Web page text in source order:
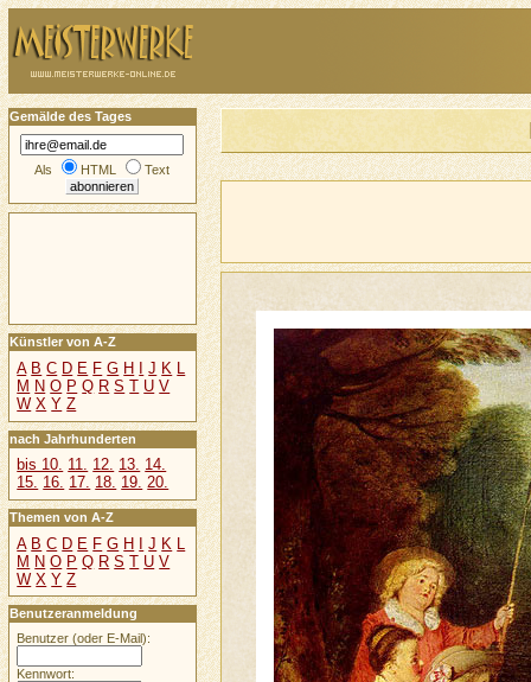
Gemälde des Tages
Als HTML Text
Künstler von A-Z
A B C D E F G H J K L
M N O P Q R S T U V
W X Y Z
nach Jahrhunderten
bis 10. 11. 12. 13. 14.
15. 16. 17. 18. 19. 20.
Themen von A-Z
A B C D E F G H I J K L
M N O P Q R S T U V
W X Y Z
Benutzeranmeldung
Benutzer (oder E-Mail):
Kennwort: